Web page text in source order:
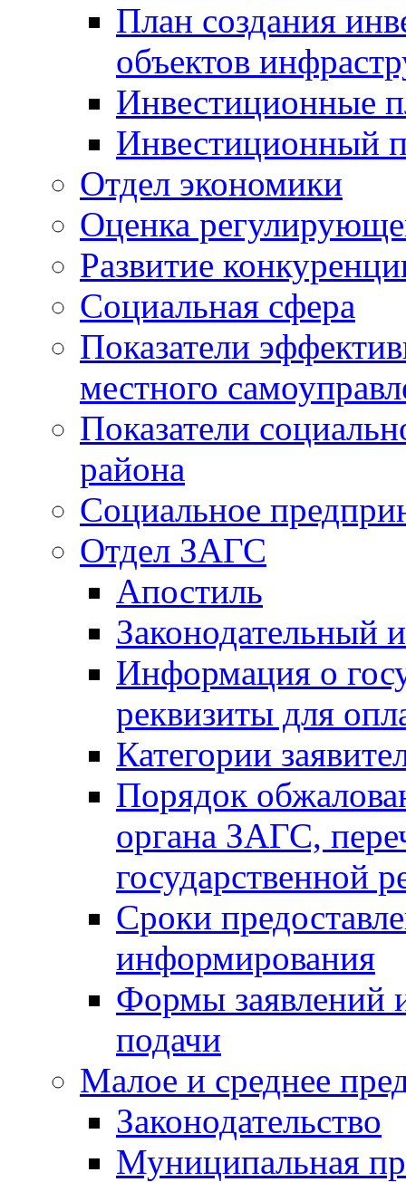
План создания
объектов
Инвестиционные
Инвестиционный
Отдел экономики
Оценка
Развитие
Социальная сфера
Показатели
местного
Показатели
района
Социальное
Отдел ЗАГС
Апостиль
Законодательный
Информация о
реквизиты для
Категории
Порядок
органа ЗАГС,
государственной
Сроки
информирования
Формы заявлений
подачи
Малое и среднее
Законодательство
Муниципальная